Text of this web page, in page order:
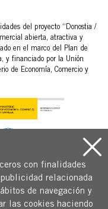
del proyecto “Donostia /
abierta, atractiva y
en el marco del Plan de
y financiado por la Unión
de Economía, Comercio y
Sebastián.
de uso
con finalidades
relacionada
de navegación y
las cookies haciendo